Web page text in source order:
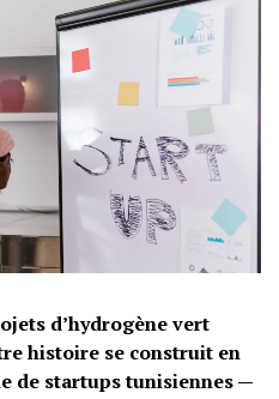
d’hydrogène vert
histoire se construit en
de startups tunisiennes —